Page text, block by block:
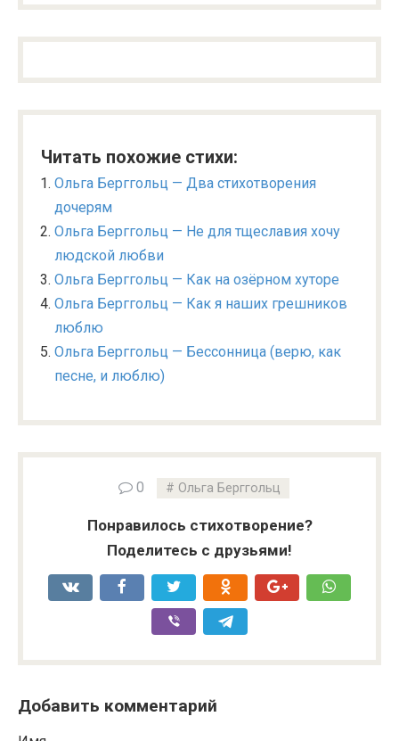
Читать похожие стихи:
Ольга Берггольц — Два стихотворения
дочерям
Ольга Берггольц — Не для тщеславия хочу
людской любви
Ольга Берггольц — Как на озёрном хуторе
Ольга Берггольц — Как я наших грешников
люблю
Ольга Берггольц — Бессонница (верю, как
песне, и люблю)
0 Ольга Берггольц
Понравилось стихотворение?
Поделитесь с друзьями!
Добавить комментарий